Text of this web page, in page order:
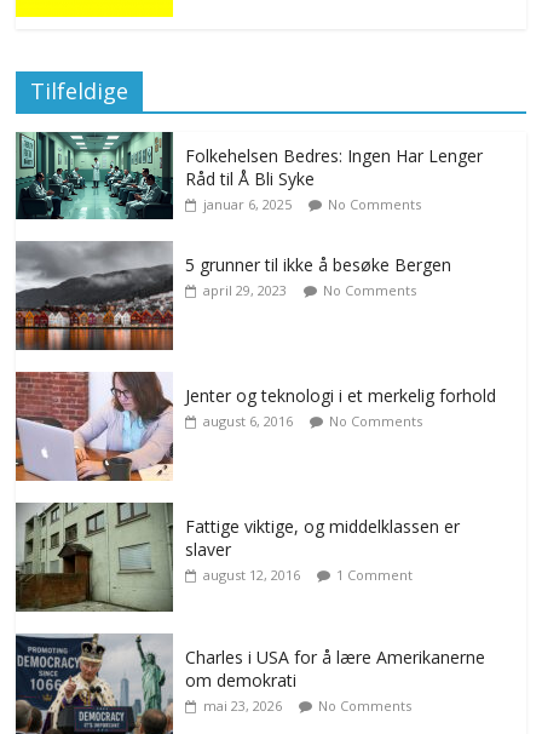
Tilfeldige
Folkehelsen Bedres: Ingen Har Lenger
Råd til Å Bli Syke
januar 6, 2025 No Comments
5 grunner til ikke å besøke Bergen
april 29, 2023 No Comments
Jenter og teknologi i et merkelig forhold
august 6, 2016 No Comments
Fattige viktige, og middelklassen er
slaver
august 12, 2016 1 Comment
Charles i USA for å lære Amerikanerne
om demokrati
mai 23, 2026 No Comments